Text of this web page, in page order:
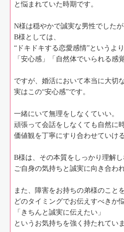
と悩まれていた時期です。
N様は穏やかで誠実な男性でしたが
B様としては、
“ドキドキする恋愛感情”というより
「安心感」「自然体でいられる感
ですが、婚活において本当に大切な
実はこの“安心感”です。
一緒にいて無理をしなくていい。
頑張って会話をしなくても自然に
価値観を丁寧にすり合わせていける
B様は、その本質をしっかり理解し
ご自身の気持ちと誠実に向き合わ
また、障害をお持ちの弟様のことを
どのタイミングでお伝えすべきか
「きちんと誠実に伝えたい」
というお気持ちを強く持たれてい